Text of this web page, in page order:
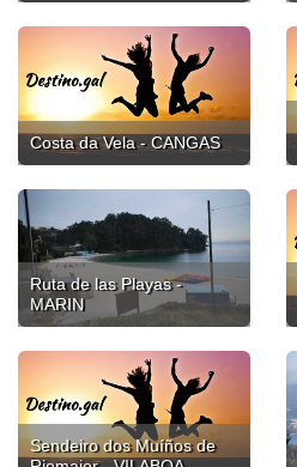
Costa da Vela - CANGAS
Ruta de las Playas -
MARIN
Sendeiro dos Muíños de